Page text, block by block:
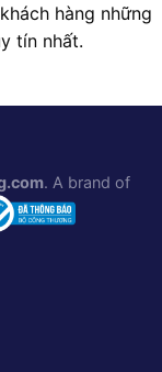
hàng những
tín nhất.
. A brand of